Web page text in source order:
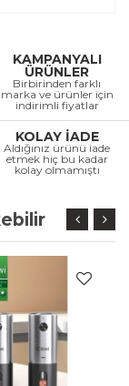
KAMPANYALI
ÜRÜNLER
Birbirinden farklı
marka ve ürünler için
indirimli fiyatlar
KOLAY İADE
Aldığınız ürünü iade
etmek hiç bu kadar
kolay olmamıştı